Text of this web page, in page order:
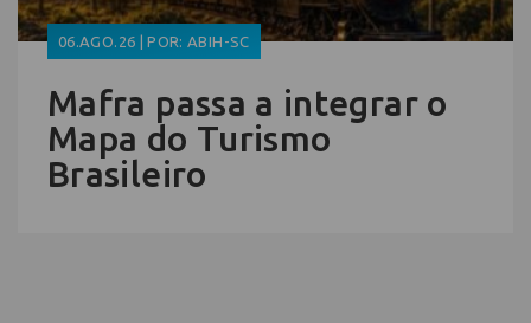
06.AGO.26 | POR: ABIH-SC
Mafra passa a integrar o
Mapa do Turismo
Brasileiro